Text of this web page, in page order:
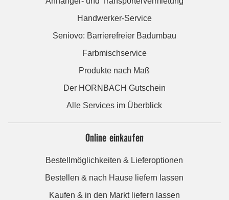
Handwerker-Service
Seniovo: Barrierefreier Badumbau
Farbmischservice
Produkte nach Maß
Der HORNBACH Gutschein
Alle Services im Überblick
Online einkaufen
Bestellmöglichkeiten & Lieferoptionen
Bestellen & nach Hause liefern lassen
Kaufen & in den Markt liefern lassen